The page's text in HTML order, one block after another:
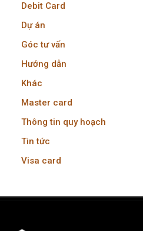
Debit Card
Dự án
Góc tư vấn
Hướng dẫn
Khác
Master card
Thông tin quy hoạch
Tin tức
Visa card